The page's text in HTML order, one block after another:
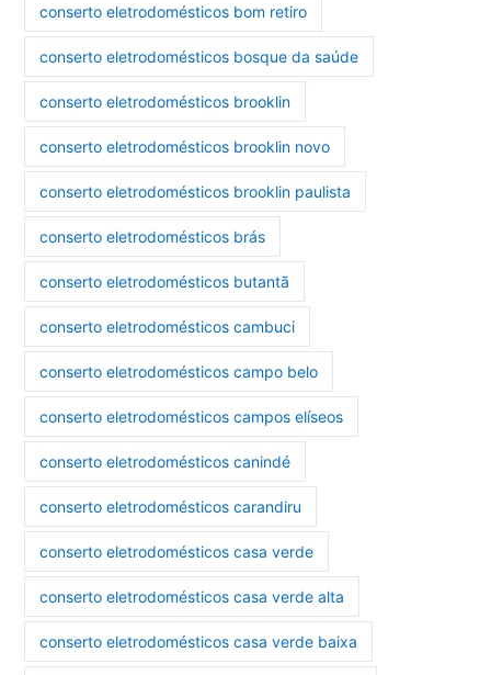
conserto eletrodomésticos bom retiro
conserto eletrodomésticos bosque da saúde
conserto eletrodomésticos brooklin
conserto eletrodomésticos brooklin novo
conserto eletrodomésticos brooklin paulista
conserto eletrodomésticos brás
conserto eletrodomésticos butantã
conserto eletrodomésticos cambuci
conserto eletrodomésticos campo belo
conserto eletrodomésticos campos elíseos
conserto eletrodomésticos canindé
conserto eletrodomésticos carandiru
conserto eletrodomésticos casa verde
conserto eletrodomésticos casa verde alta
conserto eletrodomésticos casa verde baixa